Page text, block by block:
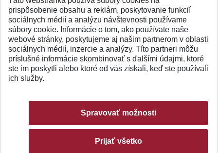
SPÄŤ NA VRCH
prispôsobenie obsahu a reklám, poskytovanie funkcií
sociálnych médií a analýzu návštevnosti používame
súbory cookie. Informácie o tom, ako používate naše
webové stránky, poskytujeme aj našim partnerom v oblasti
sociálnych médií, inzercie a analýzy. Títo partneri môžu
príslušné informácie skombinovať s ďalšími údajmi, ktoré
ste im poskytli alebo ktoré od vás získali, keď ste používali
ich služby.
Spravovať možnosti
Prijať všetko